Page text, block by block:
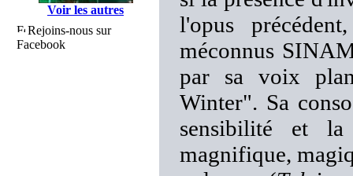
Voir les autres
Rejoins-nous sur
Facebook
l'opus
méconnus
par sa voix
Winter". Sa
sensibilité et
magnifique,